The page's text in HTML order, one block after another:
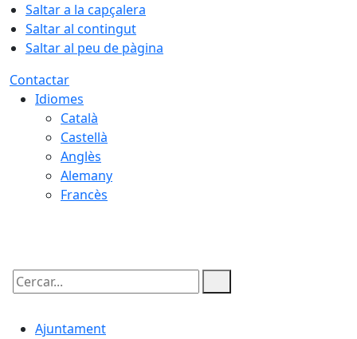
Saltar a la capçalera
Saltar al contingut
Saltar al peu de pàgina
Contactar
Idiomes
Català
Castellà
Anglès
Alemany
Francès
Cercar:
Ajuntament